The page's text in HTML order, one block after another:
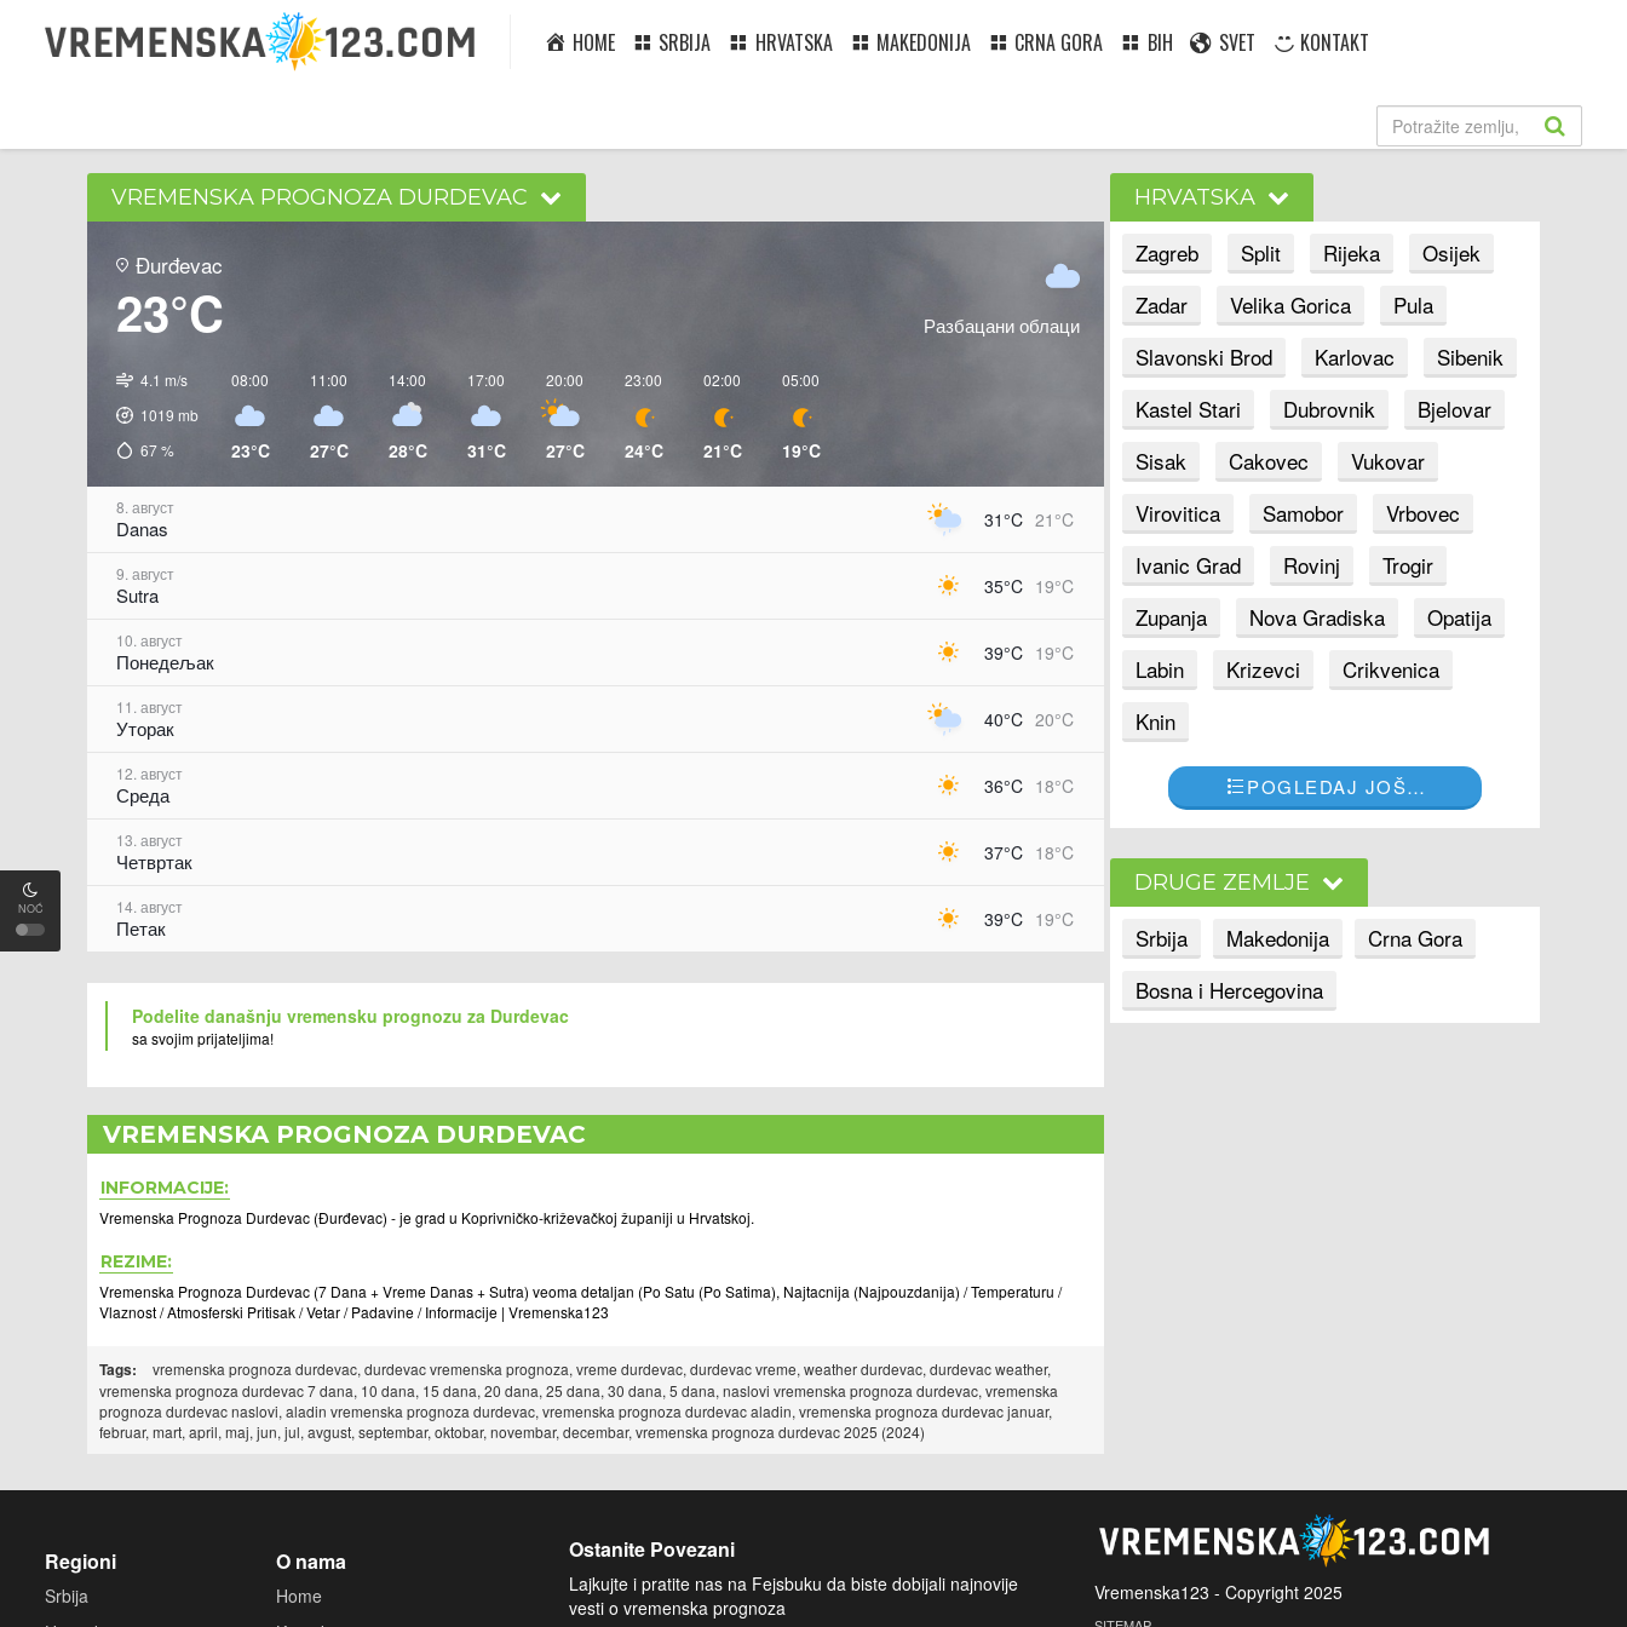
NOĆ
HOME SRBIJA HRVATSKA MAKEDONIJA CRNA GORA BIH SVET KONTAKT
VREMENSKA PROGNOZA DURDEVAC
Đurđevac
23°C Разбацани облаци
4.1 m/s
1019 mb
67%
08:00
23°C
11:00
27°C
14:00
28°C
17:00
31°C
20:00
27°C
23:00
24°C
02:00
21°C
05:00
19°C
8. август
Danas 31°C 21°C
9. август
Sutra 35°C 19°C
10. август
Понедељак 39°C 19°C
11. август
Уторак 40°C 20°C
12. август
Среда 36°C 18°C
13. август
Четвртак 37°C 18°C
14. август
Петак 39°C 19°C
Podelite današnju vremensku prognozu za Durdevac
sa svojim prijateljima!
VREMENSKA PROGNOZA DURDEVAC
INFORMACIJE:
Vremenska Prognoza Durdevac (Ðurđevac) - je grad u Koprivničko-križevačkoj županiji u Hrvatskoj.
REZIME:
Vremenska Prognoza Durdevac (7 Dana + Vreme Danas + Sutra) veoma detaljan (Po Satu (Po Satima), Najtacnija (Najpouzdanija) / Temperaturu /
Vlaznost / Atmosferski Pritisak / Vetar / Padavine / Informacije | Vremenska123
Tags:
vremenska prognoza durdevac, durdevac vremenska prognoza, vreme durdevac, durdevac vreme, weather durdevac, durdevac weather,
vremenska prognoza durdevac 7 dana, 10 dana, 15 dana, 20 dana, 25 dana, 30 dana, 5 dana, naslovi vremenska prognoza durdevac, vremenska
prognoza durdevac naslovi, aladin vremenska prognoza durdevac, vremenska prognoza durdevac aladin, vremenska prognoza durdevac januar,
februar, mart, april, maj, jun, jul, avgust, septembar, oktobar, novembar, decembar, vremenska prognoza durdevac 2025 (2024)
HRVATSKA
Zagreb Split Rijeka
Osijek
Zadar
Velika Gorica
Pula
Slavonski Brod
Karlovac
Sibenik
Kastel Stari
Dubrovnik
Bjelovar
Sisak
Cakovec
Vukovar
Virovitica
Samobor
Vrbovec
Ivanic Grad
Rovinj
Trogir
Zupanja
Nova Gradiska
Opatija
Labin
Krizevci
Crikvenica
Knin
POGLEDAJ JOŠ…
DRUGE ZEMLJE
Srbija Makedonija
Crna Gora
Bosna i Hercegovina
Regioni
Srbija
O nama
Home
Ostanite Povezani
Lajkujte i pratite nas na Fejsbuku da biste dobijali najnovije
vesti o vremenska prognoza
Vremenska123 - Copyright 2025